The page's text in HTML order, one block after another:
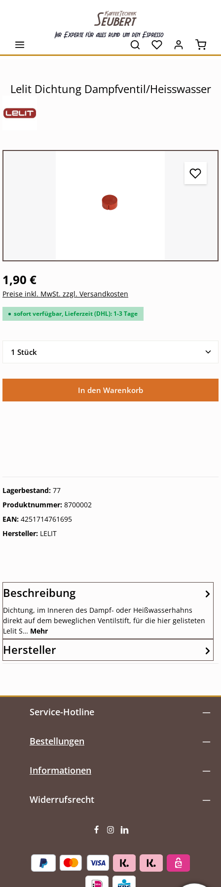
Ihr Experte für alles rund um den Espresso
Lelit Dichtung Dampfventil/Heisswasser
1,90 €
Preise inkl. MwSt. zzgl. Versandkosten
sofort verfügbar, Lieferzeit (DHL): 1-3 Tage
Produkt Anzahl: Gib den gewünschten Wert ein
In den Warenkorb
Lagerbestand: 77
Produktnummer: 8700002
EAN: 4251714761695
Hersteller: LELIT
Beschreibung
Dichtung, im Inneren des Dampf- oder Heißwasserhahns
direkt auf dem beweglichen Ventilstift, für die hier gelisteten
Lelit S… Mehr
Hersteller
Service-Hotline
Bestellungen
Informationen
Widerrufsrecht